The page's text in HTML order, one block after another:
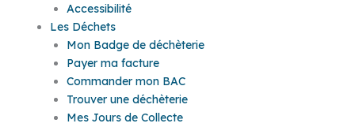
Accessibilité
Les Déchets
Mon Badge de déchèterie
Payer ma facture
Commander mon BAC
Trouver une déchèterie
Mes Jours de Collecte